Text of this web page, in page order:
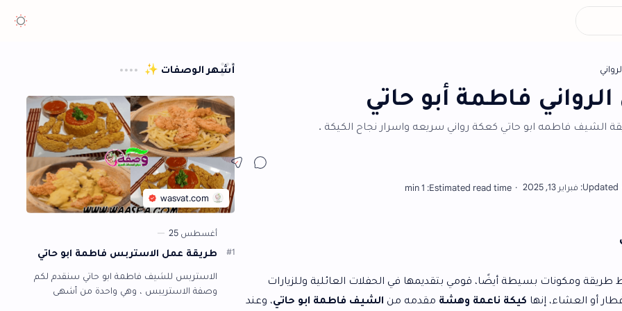
فاطمة أبو حاتي
حاتي كعكة رواني سريعه واسرار نجاح الكيكة .
أيضًا، قومي بتقديمها في الحفلات العائلية وللزيارات
كيكة ناعمة وهشةمقدمه منالشيف فاطمة ابو حاتي، وعند
أشهر الوصفات ✨
طريقة عمل الاستربس فاطمة ابو حاتي
الاستربس للشيف فاطمة ابو حاتي سنقدم لكم
وصفة الاستريبس ، وهي واحدة من أشهى
الأطباق التي يتفق الجميع على جمال طعمها